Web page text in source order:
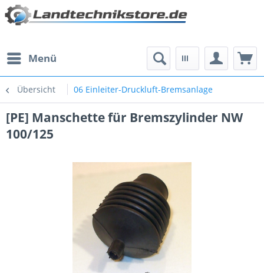
Menü
Übersicht 06 Einleiter-Druckluft-Bremsanlage
[PE] Manschette für Bremszylinder NW
100/125